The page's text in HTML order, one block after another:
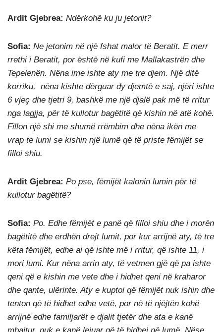
Ardit Gjebrea: Ndërkohë ku ju jetonit?
Sofia: Ne jetonim në një fshat malor të Beratit. E merr
rrethi i Beratit, por është në kufi me Mallakastrën dhe
Tepelenën. Nëna ime ishte aty me tre djem. Një ditë
korriku, nëna kishte dërguar dy djemtë e saj, njëri ishte
6 vjeç dhe tjetri 9, bashkë me një djalë pak më të rritur
nga lagjja, për të kullotur bagëtitë që kishin në atë kohë.
Fillon një shi me shumë rrëmbim dhe nëna ikën me
vrap te lumi se kishin një lumë që të priste fëmijët se
filloi shiu.
Ardit Gjebrea: Po pse, fëmijët kalonin lumin për të
kullotur bagëtitë?
Sofia: Po. Edhe fëmijët e panë që filloi shiu dhe i morën
bagëtitë dhe erdhën drejt lumit, por kur arrijnë aty, të tre
këta fëmijët, edhe ai që ishte më i rritur, që ishte 11, i
mori lumi. Kur nëna arrin aty, të vetmen gjë që pa ishte
qeni që e kishin me vete dhe i hidhet qeni në kraharor
dhe qante, ulërinte. Aty e kuptoi që fëmijët nuk ishin dhe
tenton që të hidhet edhe vetë, por në të njëjtën kohë
arrijnë edhe familjarët e djalit tjetër dhe ata e kanë